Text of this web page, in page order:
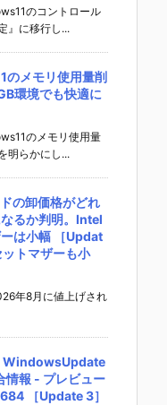
のコントロール
』に移行し...
メモリ使用量削
環境でも快適に
のメモリ使用量
明らかにし...
の卸価格がどれ
るか判明。Intel
は小幅 ［Updat
トマザーも小
年8月に値上げされ
WindowsUpdate
報 - プレビュー
［Update 3］